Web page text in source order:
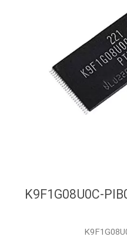
K9F1G08U0C-